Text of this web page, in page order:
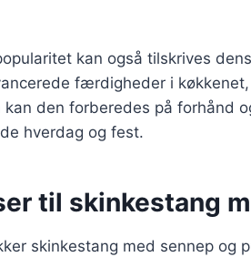
kan også tilskrives
færdigheder i
kan den forberedes på forhånd
hverdag og fest.
til skinkestang
skinkestang med sennep og